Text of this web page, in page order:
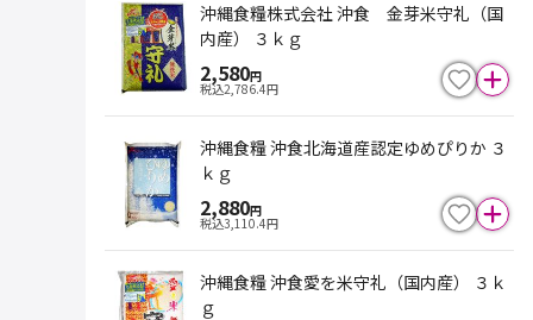
沖縄食糧株式会社 沖食 金芽米守礼（国
内産） ３ｋｇ
2,580円
税込2,786.4円
沖縄食糧 沖食北海道産認定ゆめぴりか ３
ｋｇ
2,880円
税込3,110.4円
沖縄食糧 沖食愛を米守礼（国内産） ３ｋ
ｇ